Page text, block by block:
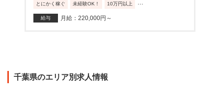
とにかく稼ぐ 未経験OK！ 10万円以上
給与 月給：220,000円～
千葉県のエリア別求人情報